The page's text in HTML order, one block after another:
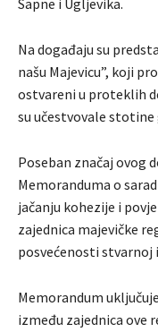
Sapne i Ugljevika.
Na događaju su
našu Majevicu”, koji
ostvareni u proteklih
su učestvovale
Poseban značaj ovog
Memoranduma o
jačanju kohezije i
zajednica majevičke
posvećenosti stvarnoj
Memorandum
između zajednica ove